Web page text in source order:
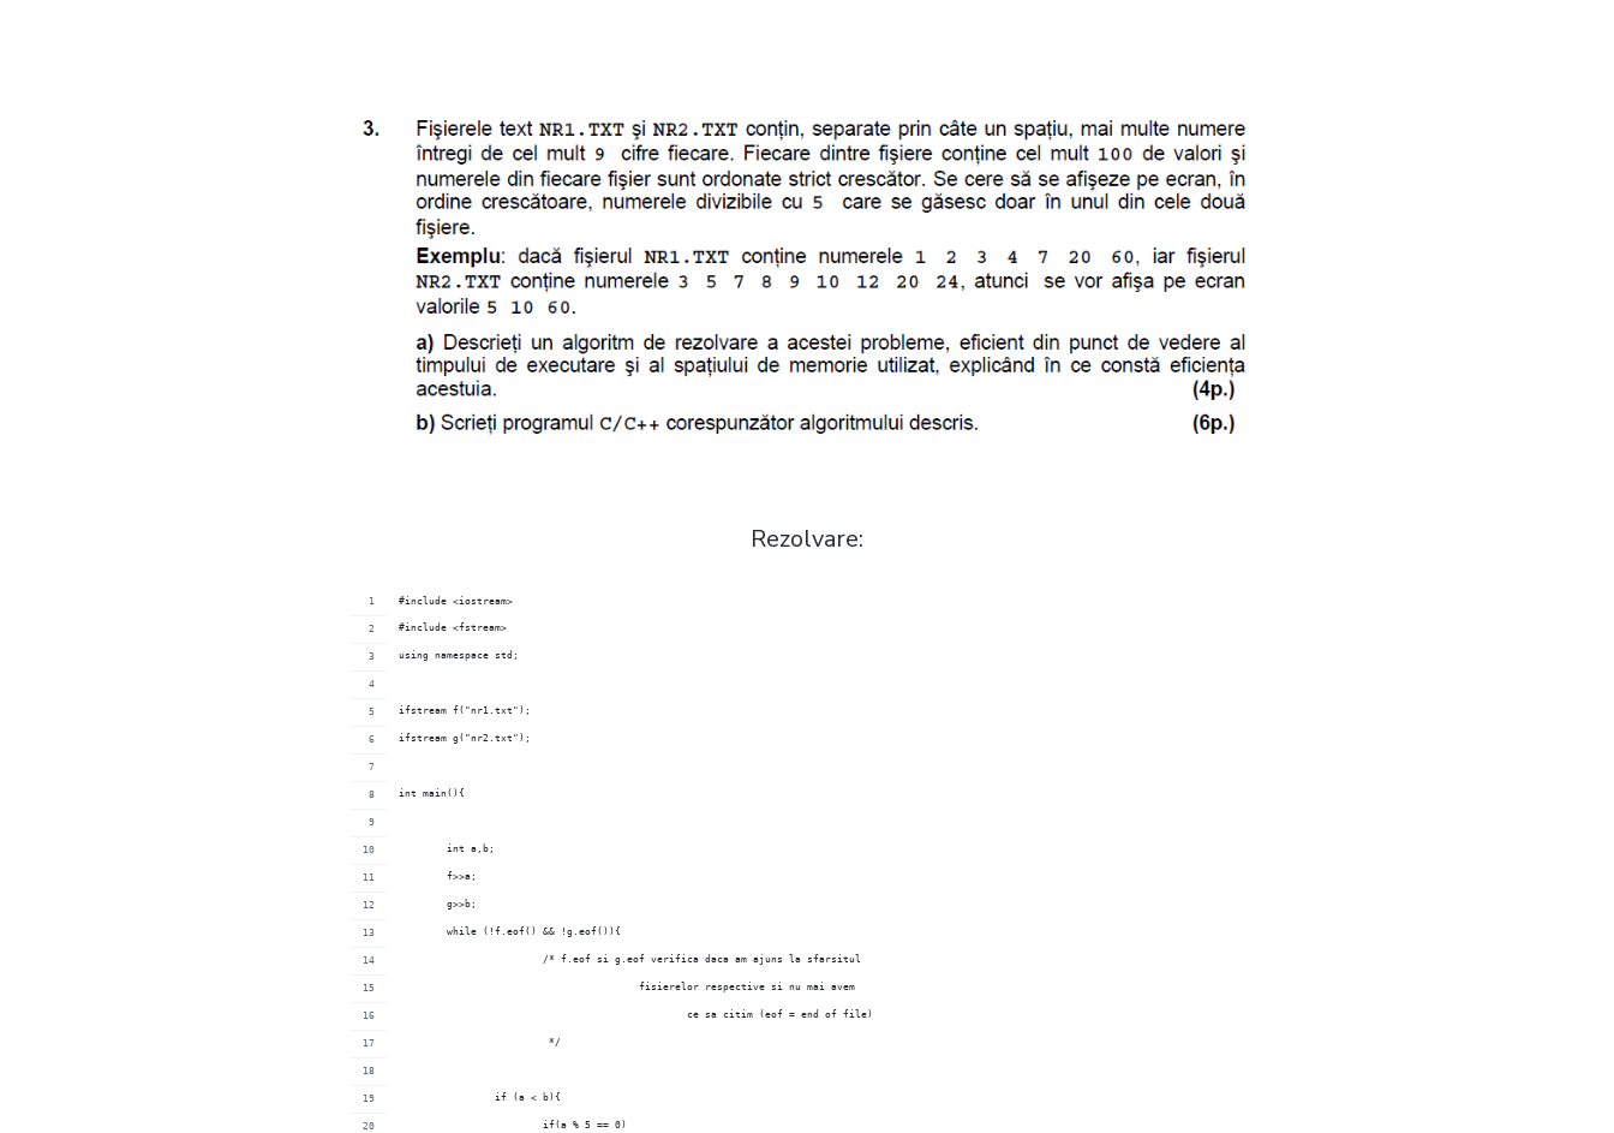
Rezolvare:
#include <iostream>
#include <fstream>
using namespace std;
ifstream f("nr1.txt");
ifstream g("nr2.txt");
int main(){
	int a,b;
	f>>a;
	g>>b;
	while (!f.eof() && !g.eof()){
			/* f.eof si g.eof verifica daca am ajuns la sfarsitul
					fisierelor respective si nu mai avem
						ce sa citim (eof = end of file)
			 */
		if (a < b){
			if(a % 5 == 0)